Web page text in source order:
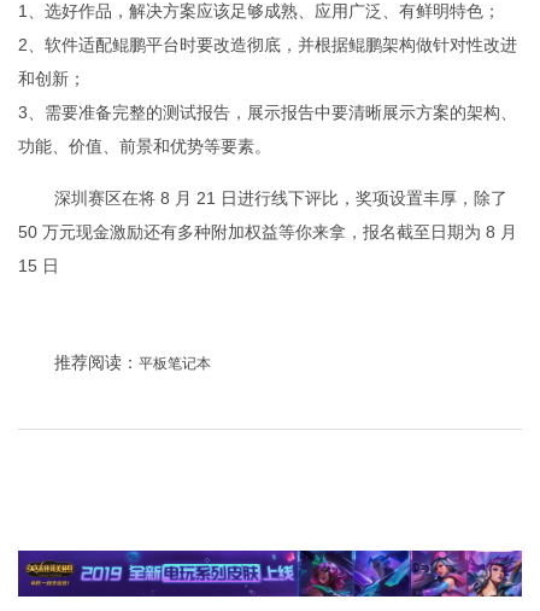
1、选好作品，解决方案应该足够成熟、应用广泛、有鲜明特色；
2、软件适配鲲鹏平台时要改造彻底，并根据鲲鹏架构做针对性改进
和创新；
3、需要准备完整的测试报告，展示报告中要清晰展示方案的架构、
功能、价值、前景和优势等要素。
深圳赛区在将 8 月 21 日进行线下评比，奖项设置丰厚，除了
50 万元现金激励还有多种附加权益等你来拿，报名截至日期为 8 月
15 日
推荐阅读： 平板笔记本